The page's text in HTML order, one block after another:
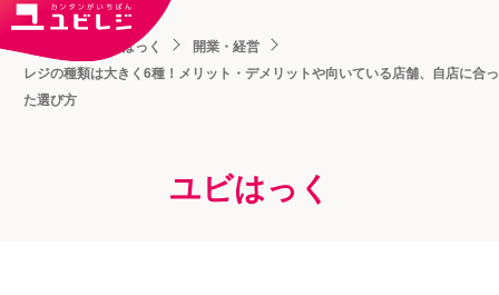
ユビはっく
開業・経営
レジの種類は大きく6種！メリット・デメリットや向いている店舗、自店に合っ
た選び方
ユビはっく